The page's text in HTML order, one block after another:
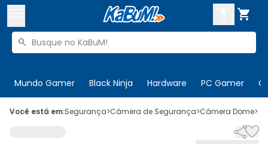

Buscar produtos

Mundo Gamer Black Ninja Hardware PC Gamer
 Olá. Acesse sua conta
Você está em:Segurança>Câmera de Segurança>Câmera Dome>
